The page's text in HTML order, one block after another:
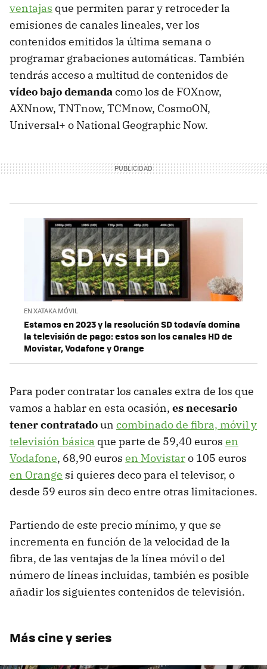
ventajas que permiten parar y retroceder la
emisiones de canales lineales, ver los
contenidos emitidos la última semana o
programar grabaciones automáticas. También
tendrás acceso a multitud de contenidos de
vídeo bajo demandacomo los de FOXnow,
AXNnow, TNTnow, TCMnow, CosmoON,
Universal+ o National Geographic Now.
EN XATAKA MÓVIL
Estamos en 2023 y la resolución SD todavía domina
la televisión de pago: estos son los canales HD de
Movistar, Vodafone y Orange
Para poder contratar los canales extra de los que
vamos a hablar en esta ocasión, es necesario
tener contratadoun combinado de fibra, móvil y
televisión básica que parte de 59,40 euros en
Vodafone, 68,90 euros en Movistaro 105 euros
en Orange si quieres deco para el televisor, o
desde 59 euros sin deco entre otras limitaciones.
Partiendo de este precio mínimo, y que se
incrementa en función de la velocidad de la
fibra, de las ventajas de la línea móvil o del
número de líneas incluidas, también es posible
añadir los siguientes contenidos de televisión.
Más cine y series